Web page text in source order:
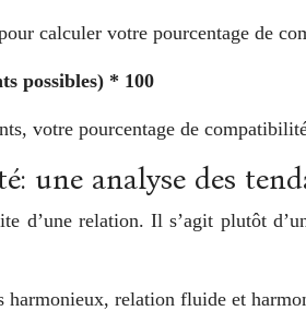
calculer votre pourcentage de
possibles) * 100
votre pourcentage de
une analyse des
d’une relation. Il s’agit plutôt
harmonieux, relation fluide et